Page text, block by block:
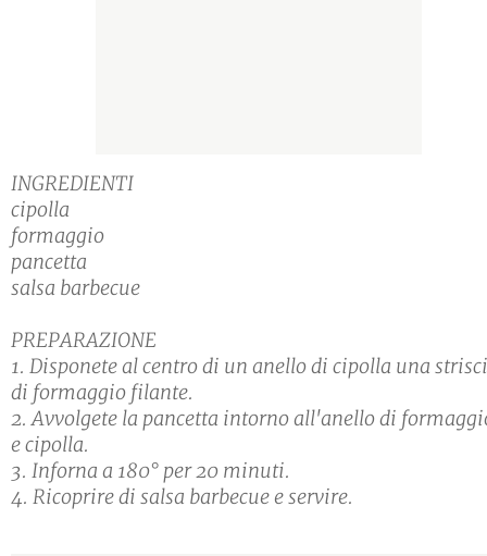
INGREDIENTI
cipolla
formaggio
pancetta
salsa barbecue
PREPARAZIONE
1. Disponete al centro di un anello di cipolla una
di formaggio filante.
2. Avvolgete la pancetta intorno all'anello di
e cipolla.
3. Inforna a 180° per 20 minuti.
4. Ricoprire di salsa barbecue e servire.